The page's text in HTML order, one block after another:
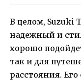
В целом, Suzuki
надежный и
хорошо
так и для
расстояния.